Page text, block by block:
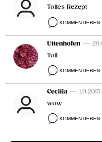
Tolles Rezept
KOMMENTIEREN
Uttenhofen —
Toll
KOMMENTIEREN
Cecilia —
wow
KOMMENTIEREN